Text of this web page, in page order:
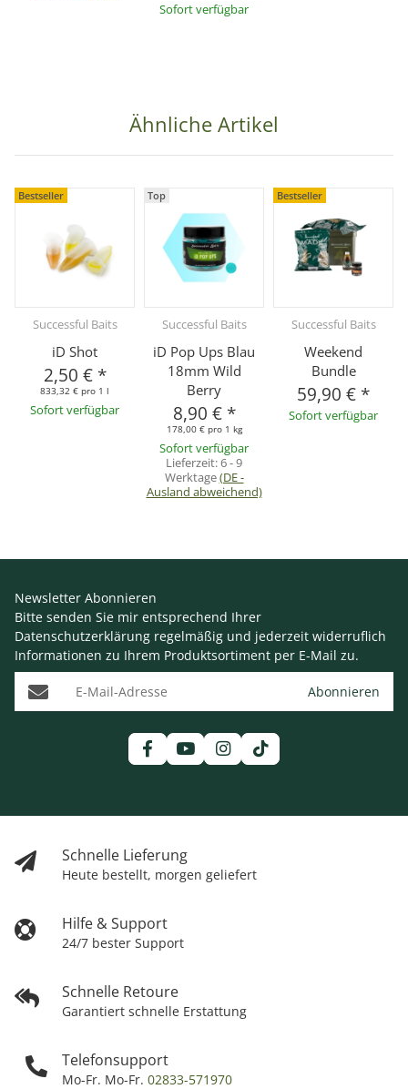
Sofort verfügbar
Ähnliche Artikel
Bestseller
Successful Baits
iD Shot
2,50 € *
833,32 € pro 1 l
Sofort verfügbar
Top
Successful Baits
iD Pop Ups Blau
18mm Wild
Berry
8,90 € *
178,00 € pro 1 kg
Sofort verfügbar
Lieferzeit:6 - 9
Werktage(DE -
Ausland abweichend)
Bestseller
Successful Baits
Weekend
Bundle
59,90 € *
Sofort verfügbar
Schnelle Lieferung
Heute bestellt, morgen geliefert
Hilfe & Support
24/7 bester Support
Schnelle Retoure
Garantiert schnelle Erstattung
Telefonsupport
Mo-Fr. Mo-Fr. 02833-571970
Newsletter Abonnieren
Bitte senden Sie mir entsprechend Ihrer
Datenschutzerklärung regelmäßig und jederzeit widerruflich
Informationen zu Ihrem Produktsortiment per E-Mail zu.
E-Mail-Adresse Abonnieren